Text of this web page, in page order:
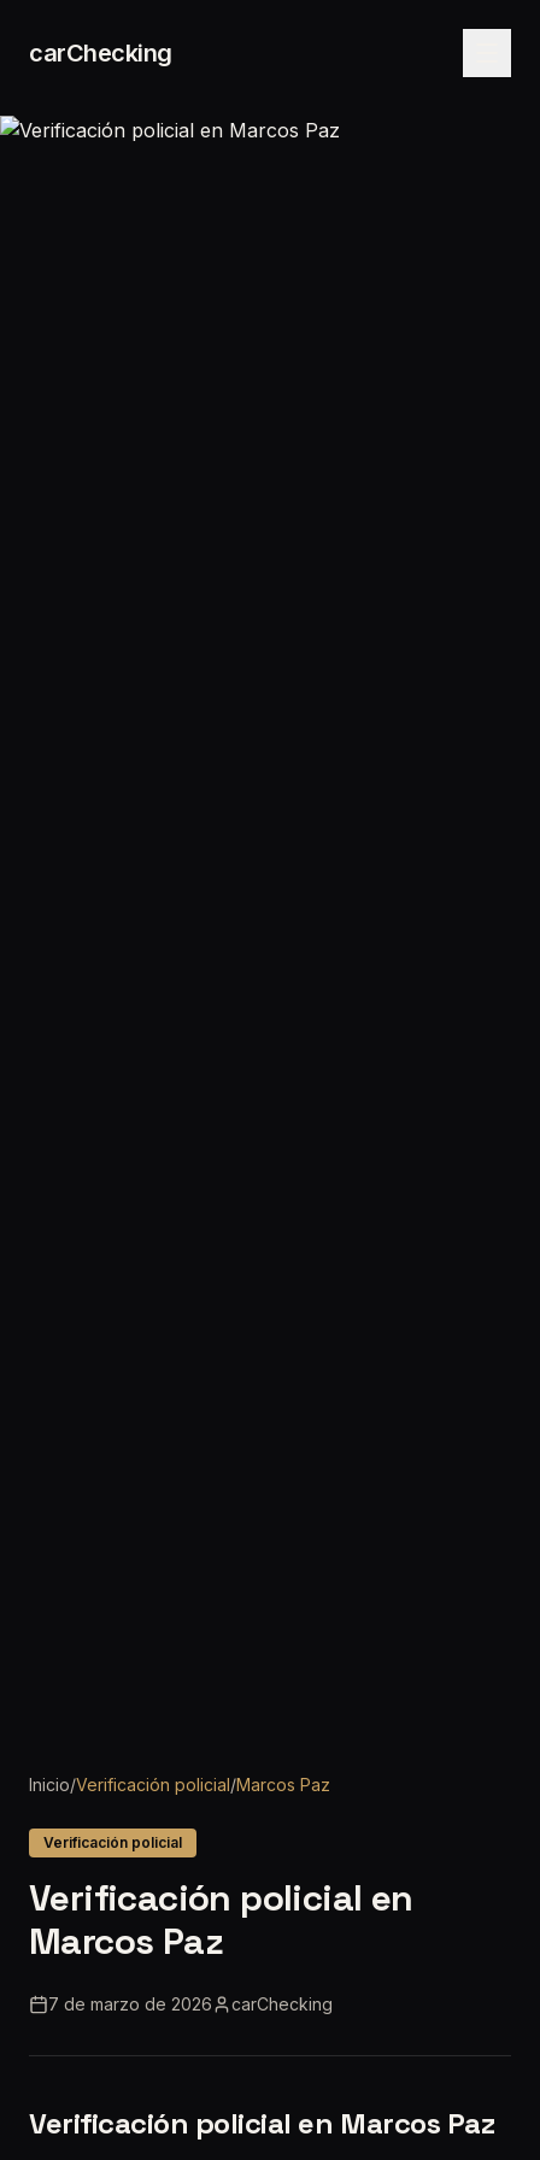
carChecking
Inicio/Verificación policial/Marcos Paz
Verificación policial
Verificación policial en
Marcos Paz
7 de marzo de 2026 carChecking
Verificación policial en Marcos Paz